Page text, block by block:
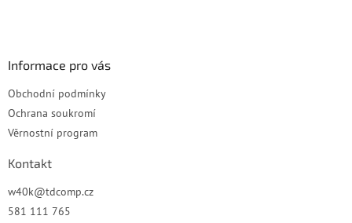
Informace pro vás
Obchodní podmínky
Ochrana soukromí
Věrnostní program
Kontakt
w40k@tdcomp.cz
581 111 765